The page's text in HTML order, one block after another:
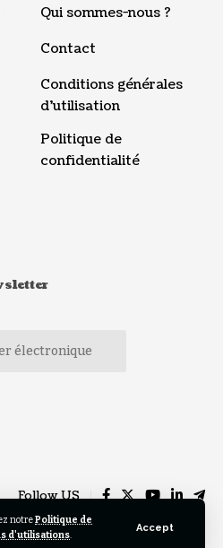
notrePolitique de
d'utilisations.
Accept
Qui sommes-nous ?
Contact
Conditions générales
d’utilisation
Politique de
confidentialité
Follow US